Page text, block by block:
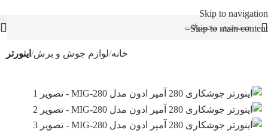
Skip to navigation
Skip to main content
خانه لوازم جوش و برش اینورتر